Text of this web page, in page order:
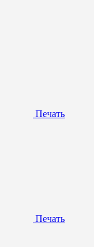
Печать
Печать